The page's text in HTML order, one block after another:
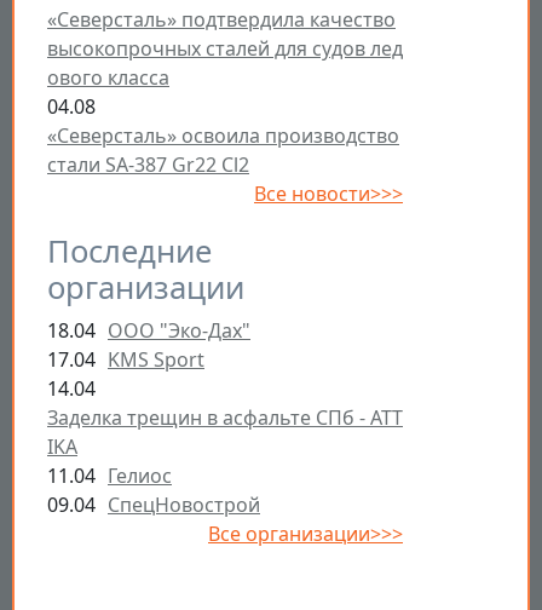
«Северсталь» подтвердила качество
высокопрочных сталей для судов лед
ового класса
04.08
«Северсталь» освоила производство
стали SA-387 Gr22 Cl2
Все новости>>>
Последние
организации
18.04 ООО "Эко-Дах"
17.04 KMS Sport
14.04
Заделка трещин в асфальте СПб - ATT
IKA
11.04 Гелиос
09.04 СпецНовострой
Все организации>>>